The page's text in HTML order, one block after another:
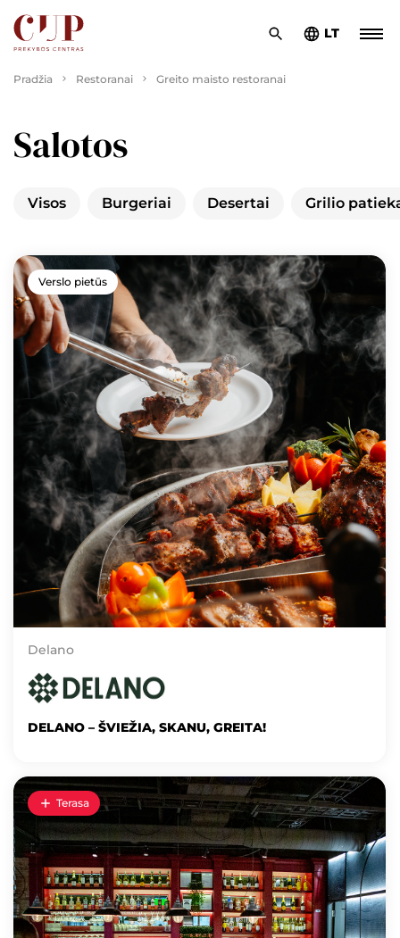
LT
Pradžia Restoranai Greito maisto restoranai
Salotos
Visos Burgeriai Desertai Grilio
Delano
DELANO – ŠVIEŽIA, SKANU, GREITA!
Verslo pietūs
Terasa